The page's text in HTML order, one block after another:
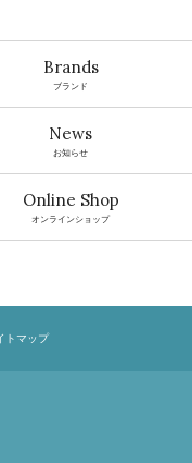
Brands
ブランド
News
お知らせ
Online Shop
オンラインショップ
トマップ